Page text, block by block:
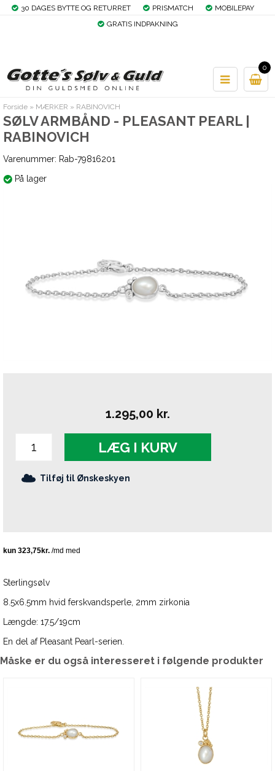
30 DAGES BYTTE OG RETURRET PRISMATCH
MOBILEPAY
GRATIS INDPAKNING
0
Forside » MÆRKER » RABINOVICH
SØLV ARMBÅND - PLEASANT PEARL |
RABINOVICH
Varenummer: Rab-79816201
På lager
1.295,00 kr.
LÆG I KURV
Tilføj til Ønskeskyen
Sterlingsølv
8.5x6.5mm hvid ferskvandsperle, 2mm zirkonia
Længde: 17.5/19cm
En del af Pleasant Pearl-serien.
Måske er du også interesseret i følgende produkter